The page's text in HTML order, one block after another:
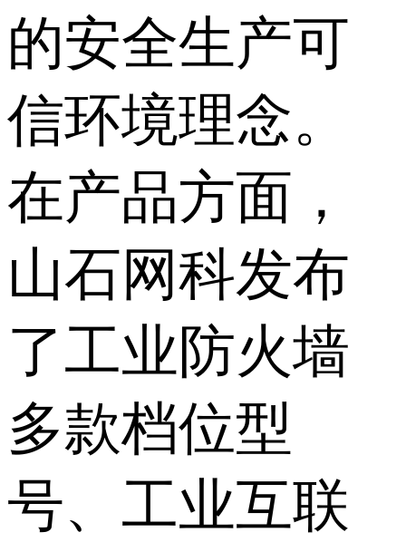
的安全生产可
信环境理念。
在产品方面，
山石网科发布
了工业防火墙
多款档位型
号、工业互联